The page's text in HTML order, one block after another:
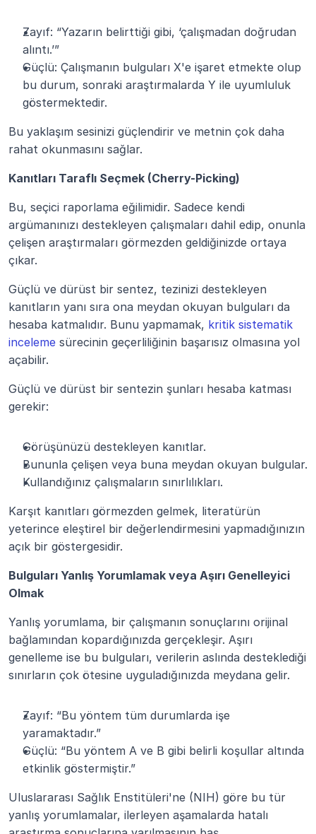
Zayıf: “Yazarın belirttiği gibi, ‘çalışmadan doğrudan
alıntı.’”
Güçlü: Çalışmanın bulguları X'e işaret etmekte olup
bu durum, sonraki araştırmalarda Y ile uyumluluk
göstermektedir.
Bu yaklaşım sesinizi güçlendirir ve metnin çok daha
rahat okunmasını sağlar.
Kanıtları Taraflı Seçmek (Cherry-Picking)
Bu, seçici raporlama eğilimidir. Sadece kendi
argümanınızı destekleyen çalışmaları dahil edip, onunla
çelişen araştırmaları görmezden geldiğinizde ortaya
çıkar.
Güçlü ve dürüst bir sentez, tezinizi destekleyen
kanıtların yanı sıra ona meydan okuyan bulguları da
hesaba katmalıdır. Bunu yapmamak, kritik sistematik
inceleme sürecinin geçerliliğinin başarısız olmasına yol
açabilir.
Güçlü ve dürüst bir sentezin şunları hesaba katması
gerekir:
Görüşünüzü destekleyen kanıtlar.
Bununla çelişen veya buna meydan okuyan bulgular.
Kullandığınız çalışmaların sınırlılıkları.
Karşıt kanıtları görmezden gelmek, literatürün
yeterince eleştirel bir değerlendirmesini yapmadığınızın
açık bir göstergesidir.
Bulguları Yanlış Yorumlamak veya Aşırı Genelleyici
Olmak
Yanlış yorumlama, bir çalışmanın sonuçlarını orijinal
bağlamından kopardığınızda gerçekleşir. Aşırı
genelleme ise bu bulguları, verilerin aslında desteklediği
sınırların çok ötesine uyguladığınızda meydana gelir.
Zayıf: “Bu yöntem tüm durumlarda işe
yaramaktadır.”
Güçlü: “Bu yöntem A ve B gibi belirli koşullar altında
etkinlik göstermiştir.”
Uluslararası Sağlık Enstitüleri'ne (NIH) göre bu tür
yanlış yorumlamalar, ilerleyen aşamalarda hatalı